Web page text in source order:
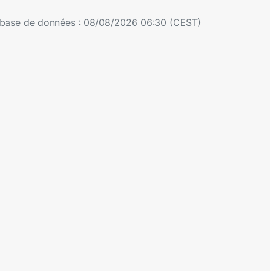
de données : 08/08/2026 06:30 (CEST)